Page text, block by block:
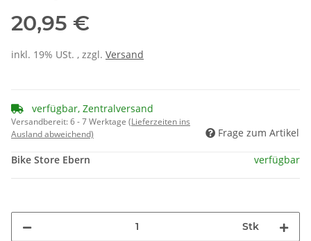
20,95 €
inkl. 19% USt. , zzgl. Versand
verfügbar, Zentralversand
Versandbereit:6 - 7 Werktage (Lieferzeiten ins
Ausland abweichend)
Frage zum Artikel
Bike Store Ebern verfügbar
Stk